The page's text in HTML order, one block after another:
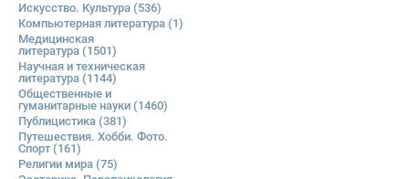
Искусство. Культура (536)
Компьютерная литература (1)
Медицинская
литература (1501)
Научная и техническая
литература (1144)
Общественные и
гуманитарные науки (1460)
Публицистика (381)
Путешествия. Хобби. Фото.
Спорт(161)
Религии мира (75)